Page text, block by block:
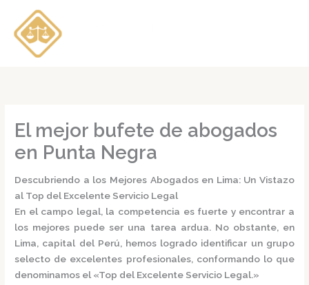
contenido
El mejor bufete de abogados
en Punta Negra
Descubriendo a los Mejores Abogados en Lima: Un Vistazo
al Top del Excelente Servicio Legal
En el campo legal, la competencia es fuerte y encontrar a
los mejores puede ser una tarea ardua. No obstante, en
Lima, capital del Perú, hemos logrado identificar un grupo
selecto de excelentes profesionales, conformando lo que
denominamos el «Top del Excelente Servicio Legal.»